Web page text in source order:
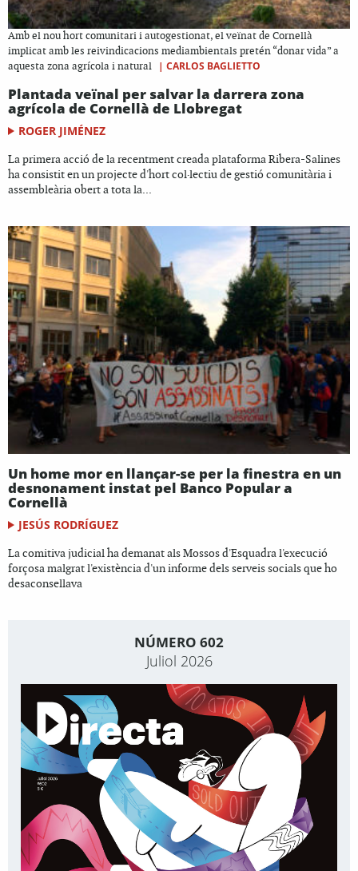
Amb el nou hort comunitari i autogestionat, el veïnat de Cornellà
implicat amb les reivindicacions mediambientals pretén “donar vida” a
aquesta zona agrícola i natural
| CARLOS BAGLIETTO
Plantada veïnal per salvar la darrera zona
agrícola de Cornellà de Llobregat
ROGER JIMÉNEZ
La primera acció de la recentment creada plataforma Ribera-Salines
ha consistit en un projecte d'hort col·lectiu de gestió comunitària i
assembleària obert a tota la...
Un home mor en llançar-se per la finestra en un
desnonament instat pel Banco Popular a
Cornellà
JESÚS RODRÍGUEZ
La comitiva judicial ha demanat als Mossos d'Esquadra l'execució
forçosa malgrat l'existència d'un informe dels serveis socials que ho
desaconsellava
NÚMERO 602
Juliol 2026